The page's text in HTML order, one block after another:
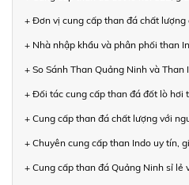
+ Đơn vị cung cấp than đá chất
+ Nhà nhập khẩu và phân phối than
+ So Sánh Than Quảng Ninh và Than
+ Đối tác cung cấp than đá đốt lò hơi
+ Cung cấp than đá chất lượng với
+ Chuyên cung cấp than Indo uy tín,
+ Cung cấp than đá Quảng Ninh sỉ lẻ